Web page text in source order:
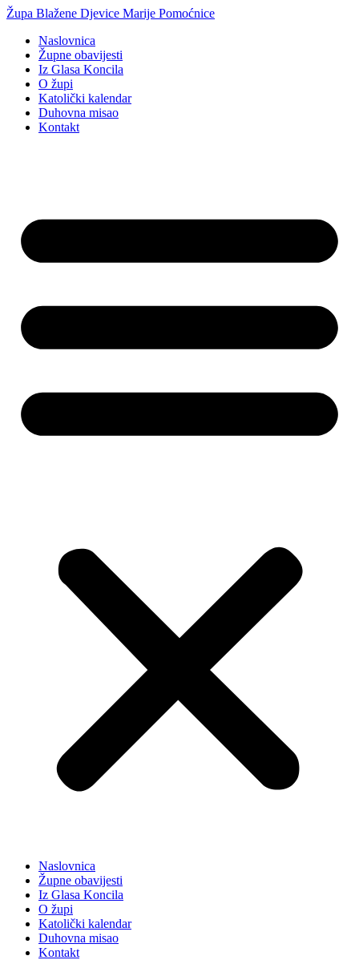
Idi
sadržaj
Župa Blažene Djevice Marije Pomoćnice
Naslovnica
Župne obavijesti
Iz Glasa Koncila
O župi
Katolički kalendar
Duhovna misao
Kontakt
Naslovnica
Župne obavijesti
Iz Glasa Koncila
O župi
Katolički kalendar
Duhovna misao
Kontakt